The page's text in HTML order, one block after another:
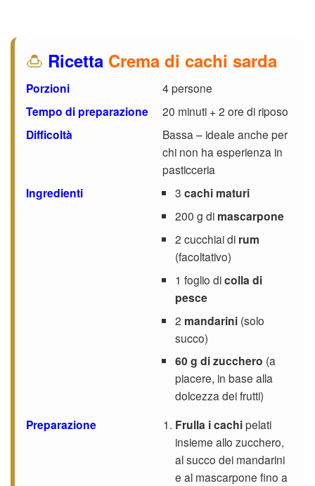
🍮 Ricetta Crema di cachi sarda
Porzioni 4 persone
Tempo di preparazione 20 minuti + 2 ore di riposo
Difficoltà
Bassa – ideale anche per
chi non ha esperienza in
pasticceria
Ingredienti 3 cachi maturi
200 g di mascarpone
2 cucchiai di rum
(facoltativo)
1 foglio dicolla di
pesce
2 mandarini (solo
succo)
60 g di zucchero (a
piacere, in base alla
dolcezza dei frutti)
Preparazione Frulla i cachipelati
insieme allo zucchero,
al succo dei mandarini
e al mascarpone fino a